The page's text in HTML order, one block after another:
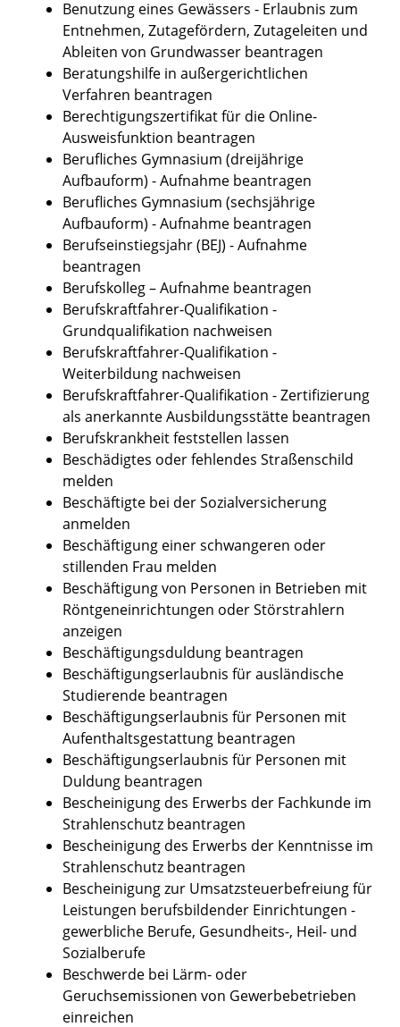
Benutzung eines Gewässers - Erlaubnis zum
Entnehmen, Zutagefördern, Zutageleiten und
Ableiten von Grundwasser beantragen
Beratungshilfe in außergerichtlichen
Verfahren beantragen
Berechtigungszertifikat für die Online-
Ausweisfunktion beantragen
Berufliches Gymnasium (dreijährige
Aufbauform) - Aufnahme beantragen
Berufliches Gymnasium (sechsjährige
Aufbauform) - Aufnahme beantragen
Berufseinstiegsjahr (BEJ) - Aufnahme
beantragen
Berufskolleg – Aufnahme beantragen
Berufskraftfahrer-Qualifikation -
Grundqualifikation nachweisen
Berufskraftfahrer-Qualifikation -
Weiterbildung nachweisen
Berufskraftfahrer-Qualifikation - Zertifizierung
als anerkannte Ausbildungsstätte beantragen
Berufskrankheit feststellen lassen
Beschädigtes oder fehlendes Straßenschild
melden
Beschäftigte bei der Sozialversicherung
anmelden
Beschäftigung einer schwangeren oder
stillenden Frau melden
Beschäftigung von Personen in Betrieben mit
Röntgeneinrichtungen oder Störstrahlern
anzeigen
Beschäftigungsduldung beantragen
Beschäftigungserlaubnis für ausländische
Studierende beantragen
Beschäftigungserlaubnis für Personen mit
Aufenthaltsgestattung beantragen
Beschäftigungserlaubnis für Personen mit
Duldung beantragen
Bescheinigung des Erwerbs der Fachkunde im
Strahlenschutz beantragen
Bescheinigung des Erwerbs der Kenntnisse im
Strahlenschutz beantragen
Bescheinigung zur Umsatzsteuerbefreiung für
Leistungen berufsbildender Einrichtungen -
gewerbliche Berufe, Gesundheits-, Heil- und
Sozialberufe
Beschwerde bei Lärm- oder
Geruchsemissionen von Gewerbebetrieben
einreichen